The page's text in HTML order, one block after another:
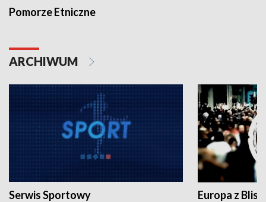
Pomorze Etniczne
ARCHIWUM
Serwis Sportowy Europa z